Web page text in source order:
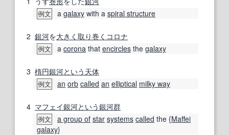
例文 a galaxy with a spiral structure
2 銀河を大きく 取り巻く コロナ
例文 a corona that encircles the galaxy
3 楕円銀河という 天体
例文 an orb called an elliptical milky way
4 マフェイ銀河という銀河群
例文 a group of star systems called the {Maffei
galaxy}